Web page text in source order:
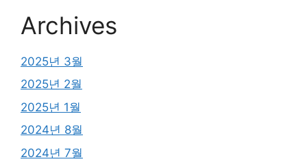
Archives
2025년 3월
2025년 2월
2025년 1월
2024년 8월
2024년 7월